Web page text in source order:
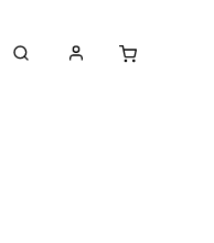
BESTSELLER OBLEČENÍ